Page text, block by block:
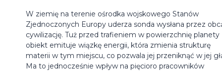
W ziemię na terenie ośrodka wojskowego Stanów
Zjednoczonych Europy uderza sonda wysłana przez
cywilizację. Tuż przed trafieniem w powierzchnię planety
obiekt emituje wiązkę energii, która zmienia strukturę
materii w tym miejscu, co pozwala jej przeniknąć w jej
Ma to jednocześnie wpływ na pięcioro pracowników